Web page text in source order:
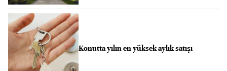
Konutta yılın en yüksek aylık satışı